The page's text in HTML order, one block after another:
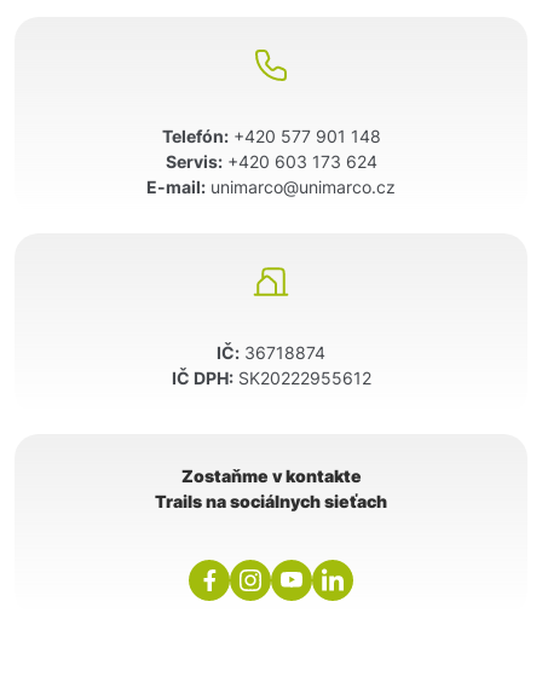
Telefón: +420 577 901 148
Servis: +420 603 173 624
E-mail: unimarco@unimarco.cz
IČ: 36718874
IČ DPH:SK20222955612
Zostaňme v kontakte
Trails na sociálnych sieťach